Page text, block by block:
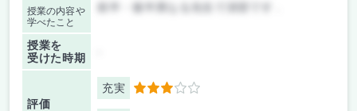
授業の内容や
学べたこと
前半・後半異なる先生で演習です．
授業を
受けた時期
評価
充実 3